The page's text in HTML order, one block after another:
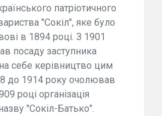
патріотичного
"Сокіл", яке було
в 1894 році. З 1901
посаду заступника
себе керівництво цим
до 1914 року очолював
році організація
"Сокіл-Батько".